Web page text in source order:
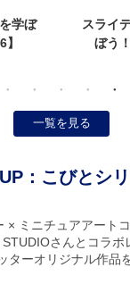
ぼ
スライデ
ぼう！
一覧を見る
：こびとシ
× ミニチュアアート
さんとコラボ
ターオリジナル作品